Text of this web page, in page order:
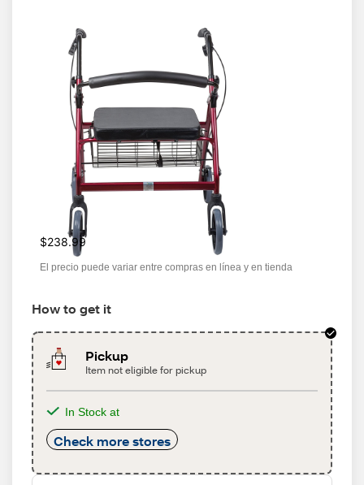
$238.99
El precio puede variar entre compras en línea y en tienda
How to get it
Pickup
Item not eligible for pickup
In Stock at
Check more stores